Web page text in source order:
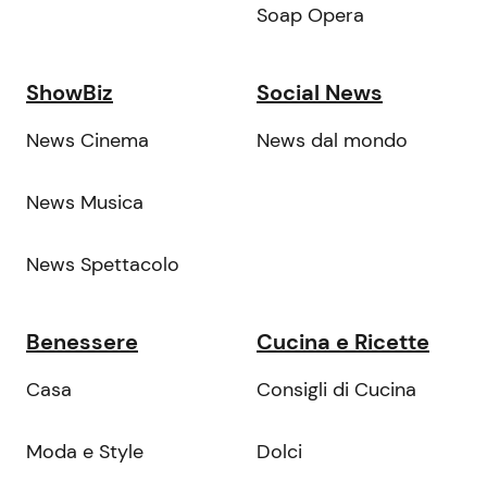
Soap Opera
ShowBiz
News Cinema
News Musica
News Spettacolo
Social News
News dal mondo
Benessere
Casa
Moda e Style
Cucina e Ricette
Consigli di Cucina
Dolci